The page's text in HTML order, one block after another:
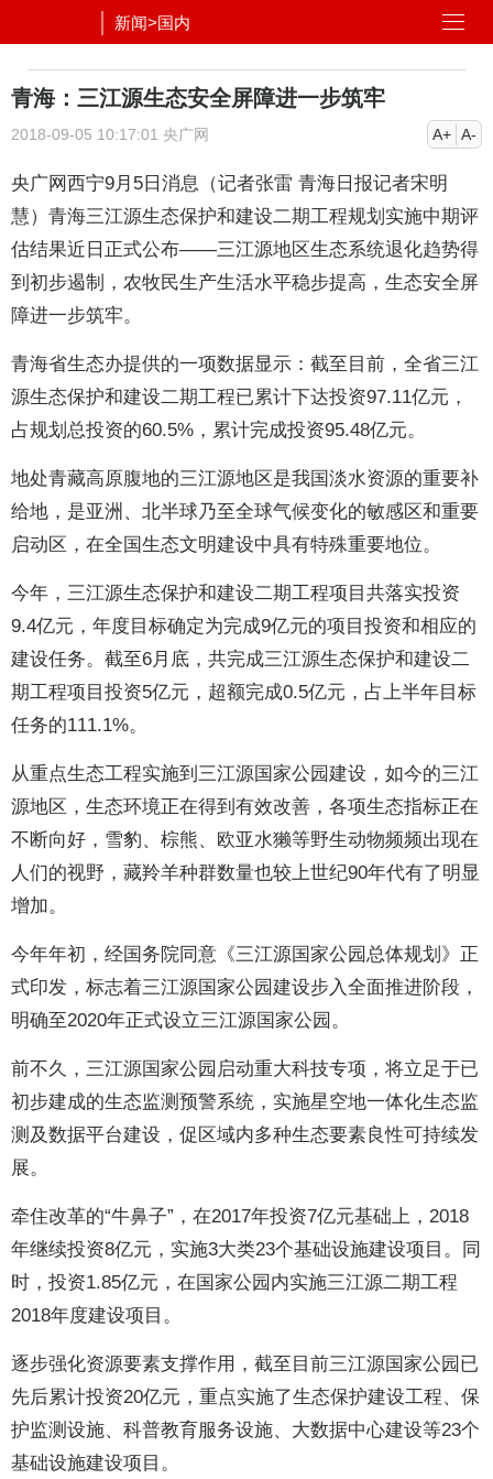
新闻>国内
青海：三江源生态安全屏障进一步筑牢
2018-09-05 10:17:01 央广网 A+ A-
央广网西宁9月5日消息（记者张雷 青海日报记者宋明
慧）青海三江源生态保护和建设二期工程规划实施中期评
估结果近日正式公布——三江源地区生态系统退化趋势得
到初步遏制，农牧民生产生活水平稳步提高，生态安全屏
障进一步筑牢。
青海省生态办提供的一项数据显示：截至目前，全省三江
源生态保护和建设二期工程已累计下达投资97.11亿元，
占规划总投资的60.5%，累计完成投资95.48亿元。
地处青藏高原腹地的三江源地区是我国淡水资源的重要补
给地，是亚洲、北半球乃至全球气候变化的敏感区和重要
启动区，在全国生态文明建设中具有特殊重要地位。
今年，三江源生态保护和建设二期工程项目共落实投资
9.4亿元，年度目标确定为完成9亿元的项目投资和相应的
建设任务。截至6月底，共完成三江源生态保护和建设二
期工程项目投资5亿元，超额完成0.5亿元，占上半年目标
任务的111.1%。
从重点生态工程实施到三江源国家公园建设，如今的三江
源地区，生态环境正在得到有效改善，各项生态指标正在
不断向好，雪豹、棕熊、欧亚水獭等野生动物频频出现在
人们的视野，藏羚羊种群数量也较上世纪90年代有了明显
增加。
今年年初，经国务院同意《三江源国家公园总体规划》正
式印发，标志着三江源国家公园建设步入全面推进阶段，
明确至2020年正式设立三江源国家公园。
前不久，三江源国家公园启动重大科技专项，将立足于已
初步建成的生态监测预警系统，实施星空地一体化生态监
测及数据平台建设，促区域内多种生态要素良性可持续发
展。
牵住改革的“牛鼻子”，在2017年投资7亿元基础上，2018
年继续投资8亿元，实施3大类23个基础设施建设项目。同
时，投资1.85亿元，在国家公园内实施三江源二期工程
2018年度建设项目。
逐步强化资源要素支撑作用，截至目前三江源国家公园已
先后累计投资20亿元，重点实施了生态保护建设工程、保
护监测设施、科普教育服务设施、大数据中心建设等23个
基础设施建设项目。